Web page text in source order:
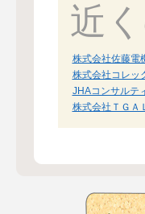
近
株式会社佐藤電
株式会社コレッ
JHAコンサルテ
株式会社ＴＧＡ